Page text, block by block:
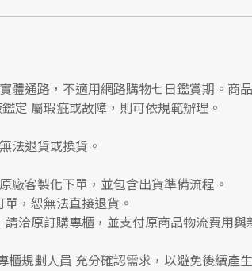
實體通路，不適用網路購物七日鑑賞期 。商
定 屬瑕疵或故障，則可依規範辦理。
法退貨或換貨。
原廠客製化下單 ，並包含出貨準備流程。
單，恕無法直接退貨。
請洽原訂購專櫃，並支付原商品物流費用與
櫃規劃人員 充分確認需求，以避免後續產